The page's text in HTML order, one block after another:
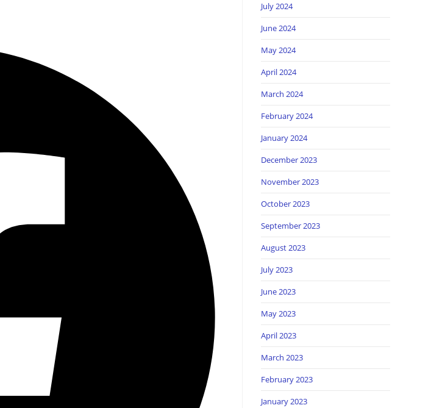
July 2024
June 2024
May 2024
April 2024
March 2024
February 2024
January 2024
December 2023
November 2023
October 2023
September 2023
August 2023
July 2023
June 2023
May 2023
April 2023
March 2023
February 2023
January 2023